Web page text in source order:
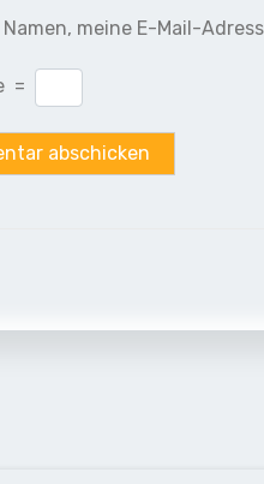
Namen, meine E-Mail-
=